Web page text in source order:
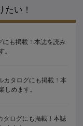
たい！
にも掲載！本誌を読み
。
カタログにも掲載！本
しめます。
タログにも掲載！本誌